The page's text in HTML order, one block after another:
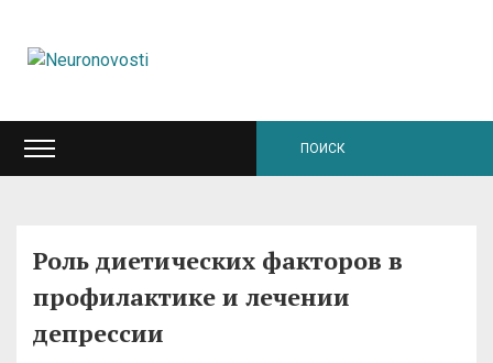
Роль диетических факторов в
профилактике и лечении
депрессии